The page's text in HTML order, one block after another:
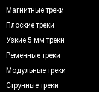
Магнитные треки
Плоские треки
Узкие 5 мм треки
Ременные треки
Модульные треки
Струнные треки